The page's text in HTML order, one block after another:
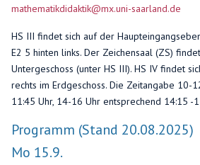
mathematikdidaktik@mx.uni-saarland.de
HS III findet sich auf der
E2 5 hinten links. Der Zeichensaal (ZS)
Untergeschoss (unter HS III). HS IV findet
rechts im Erdgeschoss. Die Zeitangabe 10-
11:45 Uhr, 14-16 Uhr entsprechend 14:15 -
Programm (Stand 20.08.2025)
Mo 15.9.